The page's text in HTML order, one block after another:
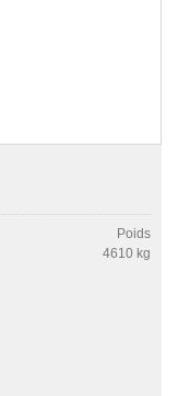
Poids
4610 kg